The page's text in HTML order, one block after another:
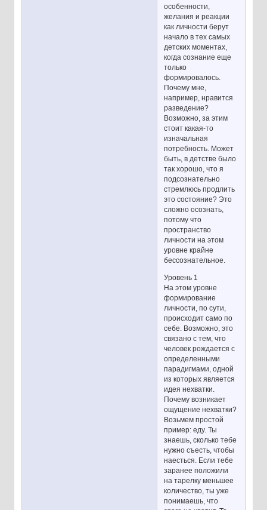
особенности,
желания и реакции
как личности берут
начало в тех самых
детских моментах,
когда сознание еще
только
формировалось.
Почему мне,
например, нравится
разведение?
Возможно, за этим
стоит какая-то
изначальная
потребность. Может
быть, в детстве было
так хорошо, что я
подсознательно
стремлюсь продлить
это состояние? Это
сложно осознать,
потому что
пространство
личности на этом
уровне крайне
бессознательное.
Уровень 1
На этом уровне
формирование
личности, по сути,
происходит само по
себе. Возможно, это
связано с тем, что
человек рождается с
определенными
парадигмами, одной
из которых является
идея нехватки.
Почему возникает
ощущение нехватки?
Возьмем простой
пример: еду. Ты
знаешь, сколько тебе
нужно съесть, чтобы
наесться. Если тебе
заранее положили
на тарелку меньшее
количество, ты уже
понимаешь, что